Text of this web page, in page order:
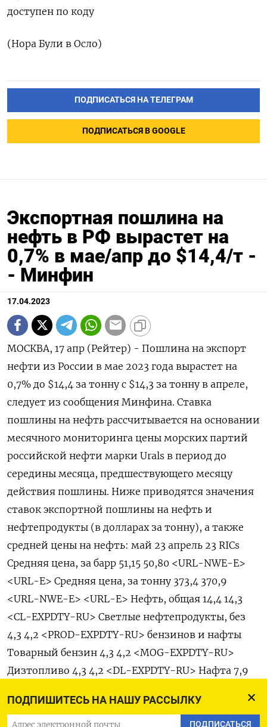
ПОДПИШИТЕСЬ НА НАШУ РАССЫЛКУ
ПОДПИСАТЬСЯ
доступен по коду
(Нора Були в Осло)
ПОДПИСАТЬСЯ НА ТЕЛЕГРАМ
ПОДПИСАТЬСЯ В GOOGLE
Экспортная пошлина на
нефть в РФ вырастет на
0,7% в мае/апр до $14,4/т -
- Минфин
17.04.2023
МОСКВА, 17 апр (Рейтер) - Пошлина на экспорт
нефти из России в мае 2023 года вырастет на
0,7% до $14,4 за тонну с $14,3 за тонну в апреле,
следует из сообщения Минфина. Ставка
пошлины на нефть рассчитывается на основании
месячного мониторинга цены морских партий
российской нефти марки Urals в период до
середины месяца, предшествующего месяцу
действия пошлины. Ниже приводятся значения
ставок экспортной пошлины на нефть и
нефтепродукты (в долларах за тонну), а также
средней цены на нефть: май 23 апрель 23 RICs
Средняя цена, за барр 51,15 50,80 <URL-NWE-E>
<URL-E> Средняя цена, за тонну 373,4 370,9
<URL-NWE-E> <URL-E> Нефть, общая 14,4 14,3
<CL-EXPDTY-RU> Светлые нефтепродукты, без
4,3 4,2 <PROD-EXPDTY-RU> бензинов и нафты
Товарный бензин 4,3 4,2 <MOG-EXPDTY-RU>
Дизтопливо 4,3 4,2 <DL-EXPDTY-RU> Нафта 7,9
14,4 14,3 <FO-EXPDTY-RU> Кокс 0,9 0,9 <PETC-
EXPDTY-RU> Смазочные масла 4,3 4,2 <MOIL-